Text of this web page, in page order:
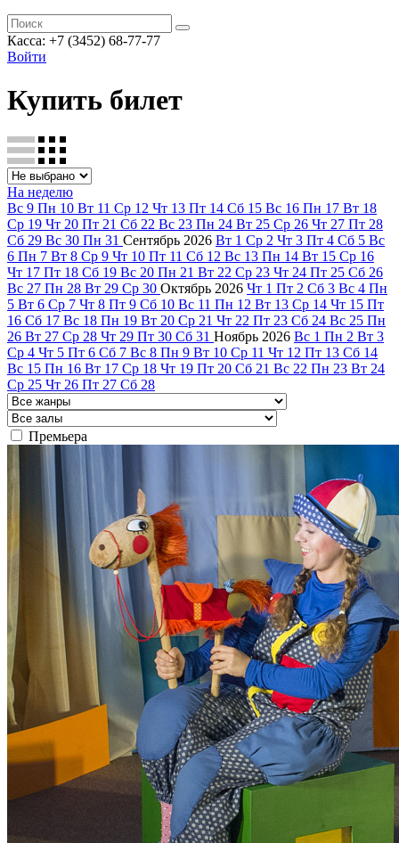
Касса: +7 (3452) 68-77-77
Войти
Купить билет
На неделю
Вс 9 Пн 10 Вт 11 Ср 12 Чт 13 Пт 14 Сб 15 Вс 16 Пн 17 Вт 18
Ср 19 Чт 20 Пт 21 Сб 22 Вс 23 Пн 24 Вт 25 Ср 26 Чт 27 Пт 28
Сб 29 Вс 30 Пн 31 Сентябрь 2026 Вт 1 Ср 2 Чт 3 Пт 4 Сб 5 Вс
6 Пн 7 Вт 8 Ср 9 Чт 10 Пт 11 Сб 12 Вс 13 Пн 14 Вт 15 Ср 16
Чт 17 Пт 18 Сб 19 Вс 20 Пн 21 Вт 22 Ср 23 Чт 24 Пт 25 Сб 26
Вс 27 Пн 28 Вт 29 Ср 30 Октябрь 2026 Чт 1 Пт 2 Сб 3 Вс 4 Пн
5 Вт 6 Ср 7 Чт 8 Пт 9 Сб 10 Вс 11 Пн 12 Вт 13 Ср 14 Чт 15 Пт
16 Сб 17 Вс 18 Пн 19 Вт 20 Ср 21 Чт 22 Пт 23 Сб 24 Вс 25 Пн
26 Вт 27 Ср 28 Чт 29 Пт 30 Сб 31 Ноябрь 2026 Вс 1 Пн 2 Вт 3
Ср 4 Чт 5 Пт 6 Сб 7 Вс 8 Пн 9 Вт 10 Ср 11 Чт 12 Пт 13 Сб 14
Вс 15 Пн 16 Вт 17 Ср 18 Чт 19 Пт 20 Сб 21 Вс 22 Пн 23 Вт 24
Ср 25 Чт 26 Пт 27 Сб 28
Премьера